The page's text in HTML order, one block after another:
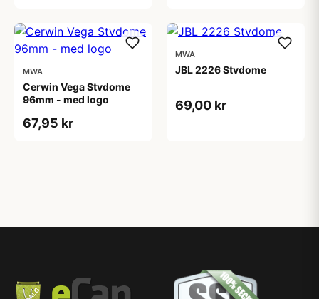
MWA
Cerwin Vega Stvdome
96mm - med logo
67,95 kr
MWA
JBL 2226 Stvdome
69,00 kr